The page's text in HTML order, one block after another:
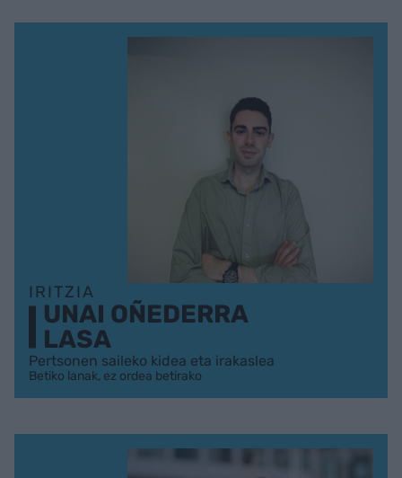
IRITZIA
UNAI OÑEDERRA
LASA
Pertsonen saileko kidea eta irakaslea
Betiko lanak, ez ordea betirako